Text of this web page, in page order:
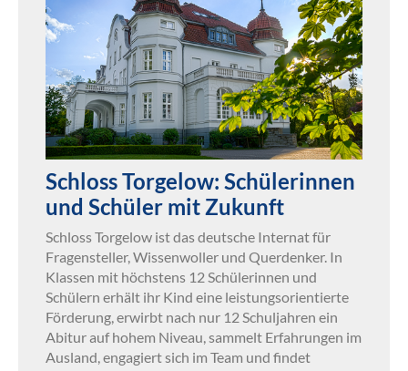
Schloss Torgelow: Schülerinnen
und Schüler mit Zukunft
Schloss Torgelow ist das deutsche Internat für
Fragensteller, Wissenwoller und Querdenker. In
Klassen mit höchstens 12 Schülerinnen und
Schülern erhält ihr Kind eine leistungsorientierte
Förderung, erwirbt nach nur 12 Schuljahren ein
Abitur auf hohem Niveau, sammelt Erfahrungen im
Ausland, engagiert sich im Team und findet